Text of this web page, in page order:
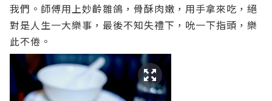
我們。師傅用上妙齡雛鴿，骨酥肉嫩，用手拿來吃，絕
對是人生一大樂事，最後不知失禮下，吮一下指頭，樂
此不倦。